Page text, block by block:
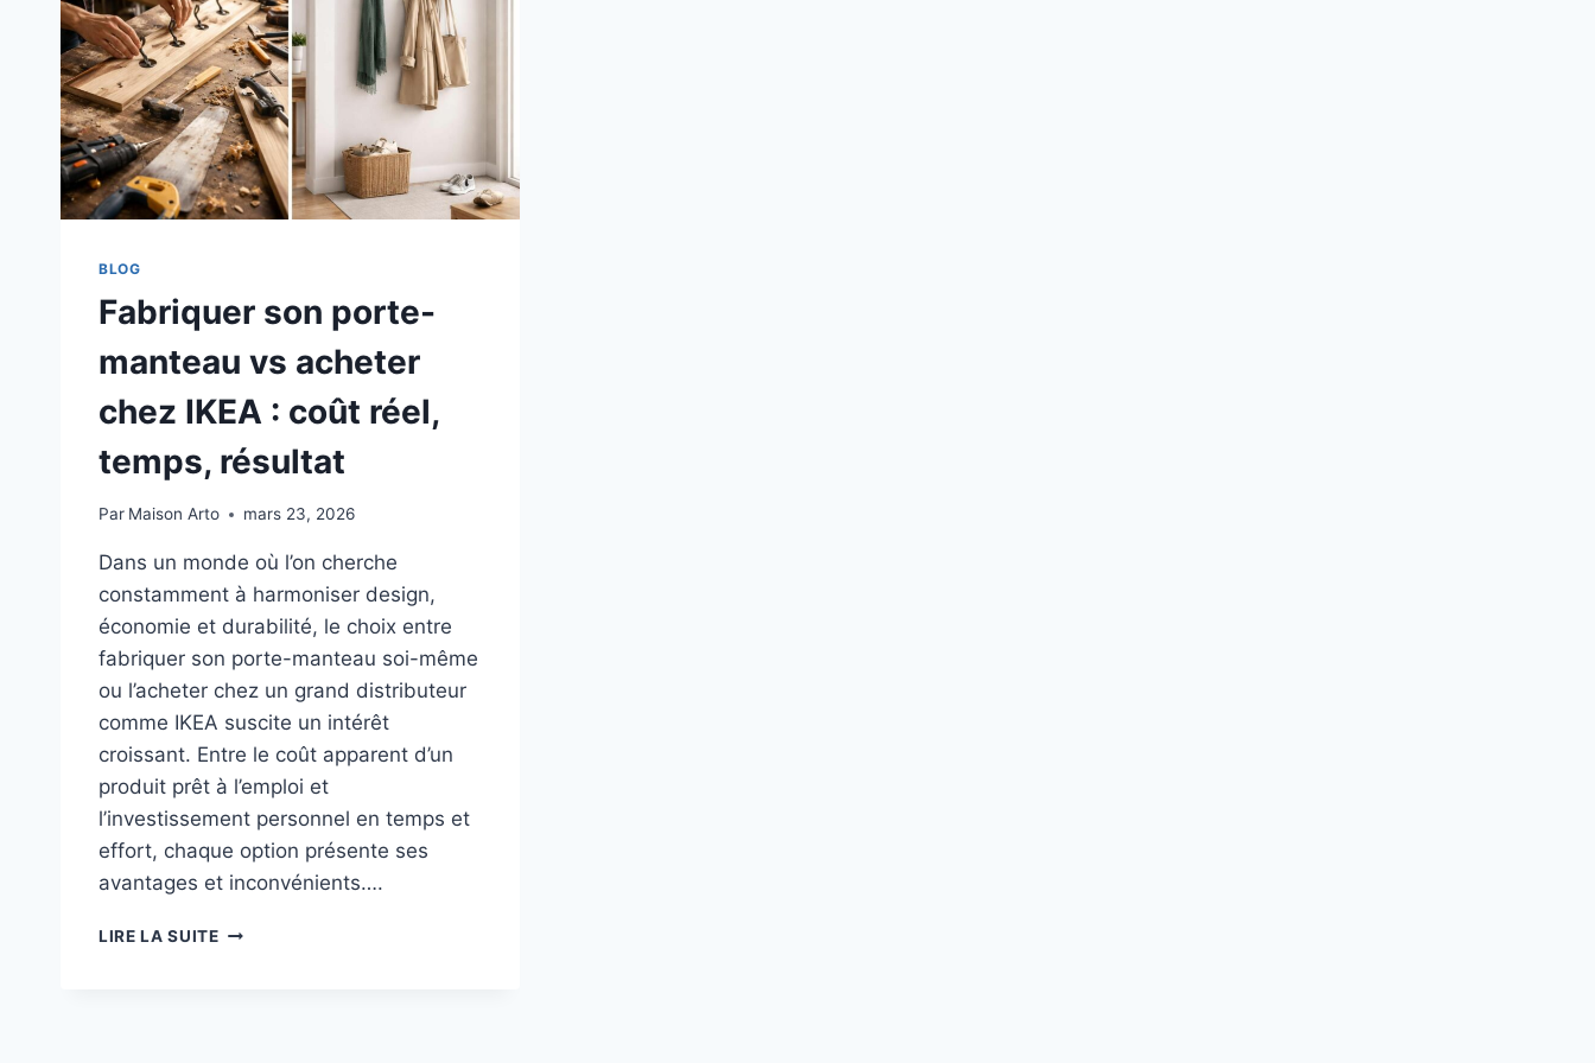
BLOG
Fabriquer son porte-
manteau vs acheter
chez IKEA : coût réel,
temps, résultat
Par Maison Arto mars 23, 2026
Dans un monde où l’on cherche
constamment à harmoniser design,
économie et durabilité, le choix entre
fabriquer son porte-manteau soi-même
ou l’acheter chez un grand distributeur
comme IKEA suscite un intérêt
croissant. Entre le coût apparent d’un
produit prêt à l’emploi et
l’investissement personnel en temps et
effort, chaque option présente ses
avantages et inconvénients….
LIRE LA SUITEFABRIQUER